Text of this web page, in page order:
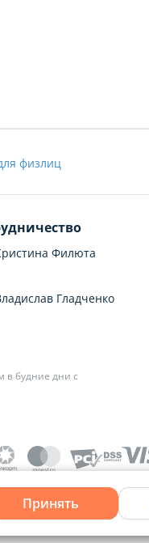
физлиц
Филюта
Гладченко
в будние дни с
Принять